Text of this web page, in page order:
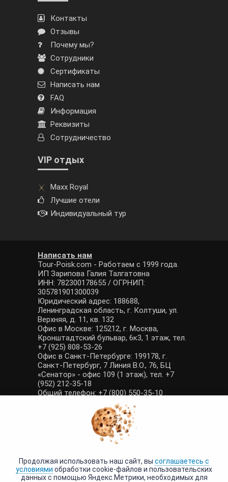
Контакты
Отзывы
Почему мы?
Сотрудники
Сертификаты
Написать нам
FAQ
Информация
Реквизиты
Сотрудничество
VIP отдых
Maxx Royal
Лучшие отели
Индивидуальный тур
Написать нам
Tour-Poisk.com - Работаем с 1999 года.
ИП Зарипова Галия Талгатовна
ИНН: 782300178655 / ОГРНИП:
305781901300039
Юридический адрес: 188688,
Ленинградская область, г. Колтуши, ул.
Верхняя, д. 11, кв. 132
Офис в Москве: 125212, г. Москва,
Кронштадтский бульвар, 6к3, 1 этаж, тел.
+7 (925) 808-53-26
Офис в Санкт-Петербурге: 199178, г.
Санкт-Петербург, 7 Линия В.О., 76, БЦ
«Сенатор» - офис 109 (1 этаж), тел. +7
(952) 212-35-18
Общий телефон: +7 (800) 550-35-10
E-mail: manager@tour-poisk.com (общие
вопросы), admin@tour-poisk.com (жалобы)
Номер в Общероссийском реестре
туристических агентств: РТА 0003424
Политика конфиденциальности
Продолжая использовать наш сайт, вы соглашаетесь с
условиями обработки cookie-файлов и пользовательских
данных с помощью Яндекс.Метрики, необходимых для